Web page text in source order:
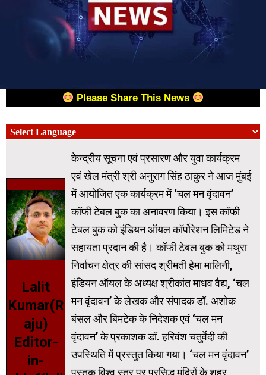
Please Share This News
Lalit
Kumar(R
aju)
Editor-
in-
केन्द्रीय सूचना एवं प्रसारण और युवा कार्यक्रम
एवं खेल मंत्री श्री अनुराग सिंह ठाकुर ने आज मुंबई
में आयोजित एक कार्यक्रम में ‘चल मन वृंदावन’
कॉफी टेबल बुक का अनावरण किया। इस कॉफी
टेबल बुक को इंडियन ऑयल कॉर्पोरेशन लिमिटेड ने
सहायता प्रदान की है। कॉफी टेबल बुक को मथुरा
निर्वाचन क्षेत्र की सांसद श्रीमती हेमा मालिनी,
इंडियन ऑयल के अध्यक्ष श्रीकांत माधव वैद्य, ‘चल
मन वृंदावन’ के लेखक और संपादक डॉ. अशोक
बंसल और बिमटेक के निदेशक एवं ‘चल मन
वृंदावन’ के प्रकाशक डॉ. हरिवंश चतुर्वेदी की
उपस्थिति में प्रस्तुत किया गया। ‘चल मन वृंदावन’
पुस्तक विश्व स्तर पर प्रसिद्ध मंदिरों के शहर